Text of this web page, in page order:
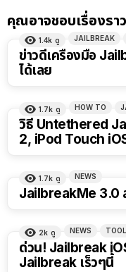
คุณอาจชอบเรื่องรา
1.4k ดู JAILBREAK
ข่าวดีเครื่องมือ
ได้เลย
1.7k ดู HOW TO
วิธี Untethered
2, iPod Touch
1.7k ดู NEWS
JailbreakMe 3.0
2k ดู NEWS
ด่วน! Jailbreak
Jailbreak เร็วๆนี้